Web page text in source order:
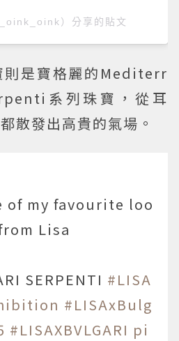
）分享的貼文
則是寶格麗的Mediterr
系列珠寶，從耳
散發出高貴的氣場。
of my favourite loo
Lisa
SERPENTI #LISA
#LISAxBulg
#LISAXBVLGARI pi